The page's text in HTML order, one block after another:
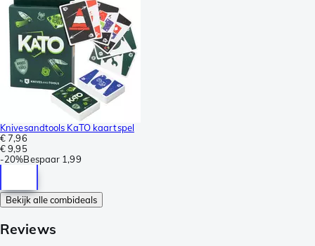
Knivesandtools KaTO kaartspel
€ 7,96
€ 9,95
-20%Bespaar 1,99
Bekijk alle combideals
Reviews